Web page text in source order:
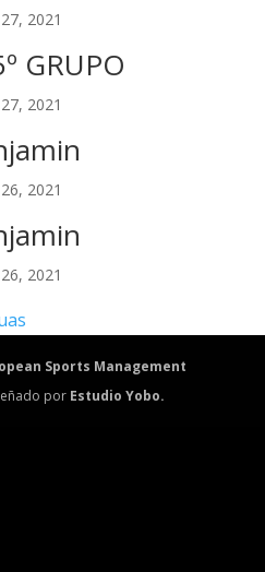
2021
GRUPO
2021
2021
2021
Sports Management
por Estudio Yobo.